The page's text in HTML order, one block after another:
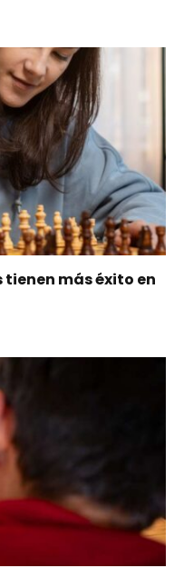
más éxito en